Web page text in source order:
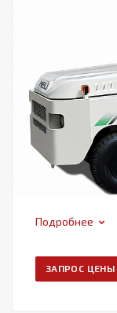
Подробнее
ЗАПРОС ЦЕНЫ